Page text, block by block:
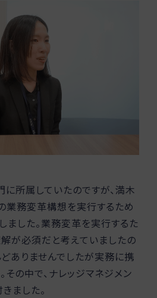
所属していたのですが、満木
業務変革構想を実行するため
ました。業務変革を実行するた
が必須だと考えていましたの
ありませんでしたが実務に携
その中で、ナレッジマネジメン
ました。